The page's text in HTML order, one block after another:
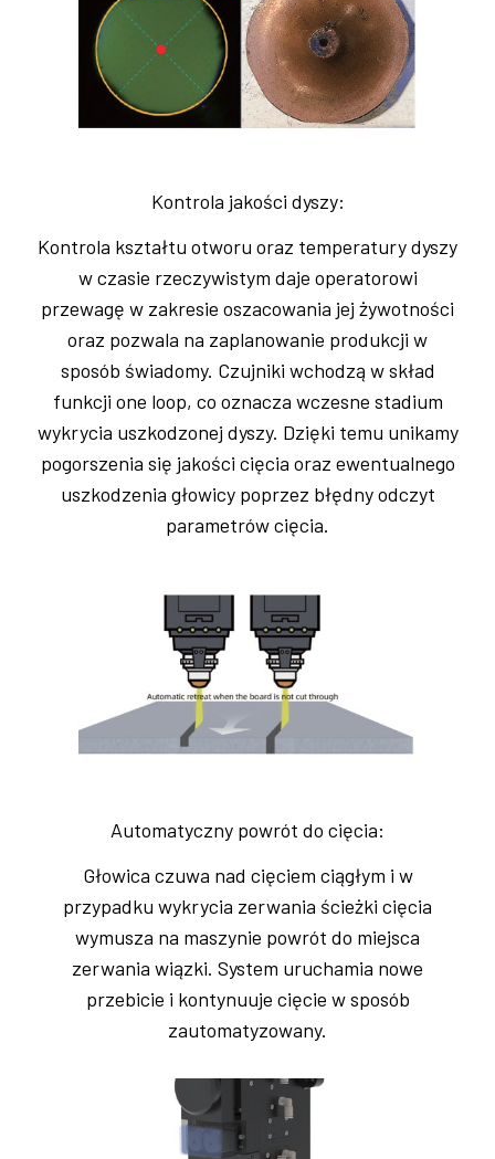
Kontrola jakości dyszy:
Kontrola kształtu otworu oraz temperatury dyszy
w czasie rzeczywistym daje operatorowi
przewagę w zakresie oszacowania jej żywotności
oraz pozwala na zaplanowanie produkcji w
sposób świadomy. Czujniki wchodzą w skład
funkcji one loop, co oznacza wczesne stadium
wykrycia uszkodzonej dyszy. Dzięki temu unikamy
pogorszenia się jakości cięcia oraz ewentualnego
uszkodzenia głowicy poprzez błędny odczyt
parametrów cięcia.
Automatyczny powrót do cięcia:
Głowica czuwa nad cięciem ciągłym i w
przypadku wykrycia zerwania ścieżki cięcia
wymusza na maszynie powrót do miejsca
zerwania wiązki. System uruchamia nowe
przebicie i kontynuuje cięcie w sposób
zautomatyzowany.